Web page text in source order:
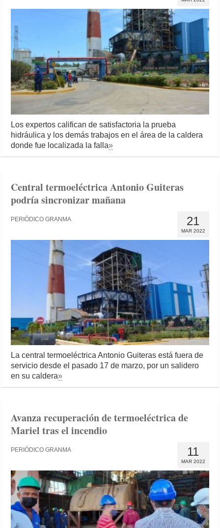
Los expertos califican de satisfactoria la prueba
hidráulica y los demás trabajos en el área de la caldera
donde fue localizada la falla»
Central termoeléctrica Antonio Guiteras
podría sincronizar mañana
21
MAR 2022
PERIÓDICO GRANMA
La central termoeléctrica Antonio Guiteras está fuera de
servicio desde el pasado 17 de marzo, por un salidero
en su caldera»
Avanza recuperación de termoeléctrica de
Mariel tras el incendio
11
MAR 2022
PERIÓDICO GRANMA